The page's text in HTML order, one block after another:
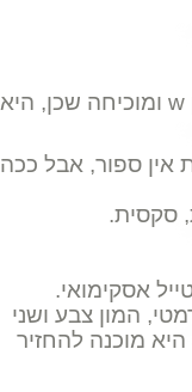
ריהאנה מככבת על שער אוגוסט של מגזין w ומוכיחה שכן, היא
אין ספור, אבל ככה
אסקימואי.
המון צבע ושני
מוכנה להחזיר